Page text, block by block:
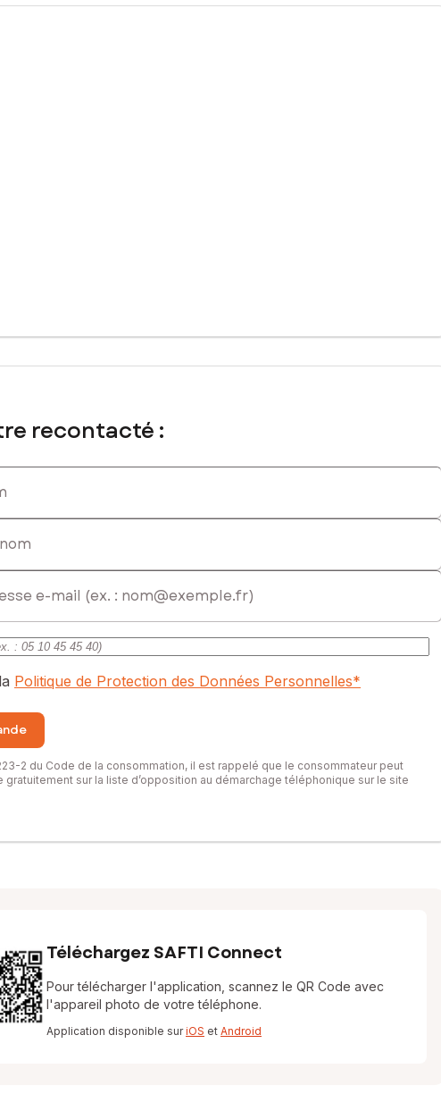
recontacté :
Politique de Protection des Données Personnelles*
2 du Code de la consommation, il est rappelé que le consommateur peut
gratuitement sur la liste d’opposition au démarchage téléphonique sur le site
Téléchargez SAFTI Connect
Pour télécharger l'application, scannez le QR Code avec
l'appareil photo de votre téléphone.
Application disponible suriOS et Android